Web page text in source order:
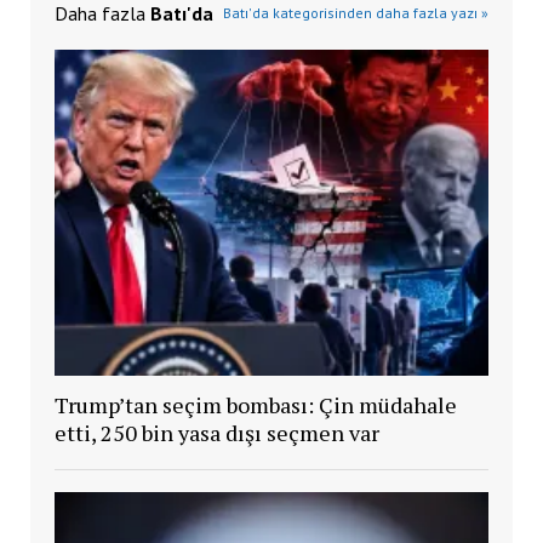
Daha fazla Batı'da Batı'da kategorisinden daha fazla yazı »
Trump’tan seçim bombası: Çin müdahale
etti, 250 bin yasa dışı seçmen var